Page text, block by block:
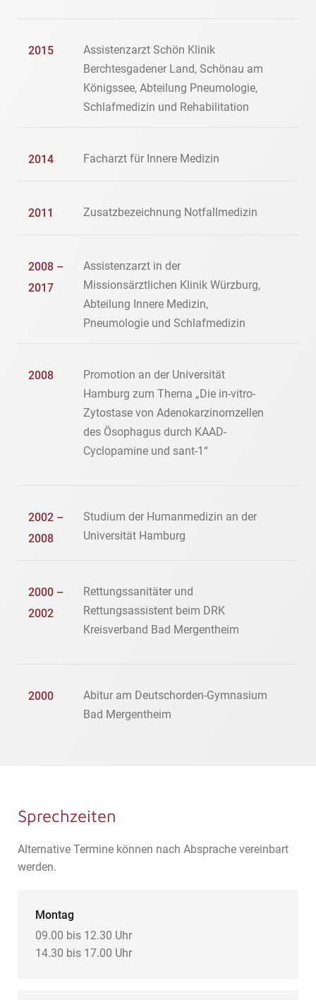
2015
Assistenzarzt Schön Klinik
Berchtesgadener Land, Schönau am
Königssee, Abteilung Pneumologie,
Schlafmedizin und Rehabilitation
2014 Facharzt für Innere Medizin
2011 Zusatzbezeichnung Notfallmedizin
2008 –
2017
Assistenzarzt in der
Missionsärztlichen Klinik Würzburg,
Abteilung Innere Medizin,
Pneumologie und Schlafmedizin
2008
Promotion an der Universität
Hamburg zum Thema „Die in-vitro-
Zytostase von Adenokarzinomzellen
des Ösophagus durch KAAD-
Cyclopamine und sant-1“
2002 –
2008
Studium der Humanmedizin an der
Universität Hamburg
2000 –
2002
Rettungssanitäter und
Rettungsassistent beim DRK
Kreisverband Bad Mergentheim
2000
Abitur am Deutschorden-Gymnasium
Bad Mergentheim
Sprechzeiten
Alternative Termine können nach Absprache vereinbart
werden.
Montag
09.00 bis 12.30 Uhr
14.30 bis 17.00 Uhr